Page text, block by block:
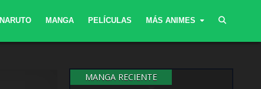
NARUTO MANGA PELÍCULAS MÁS ANIMES
MANGA RECIENTE